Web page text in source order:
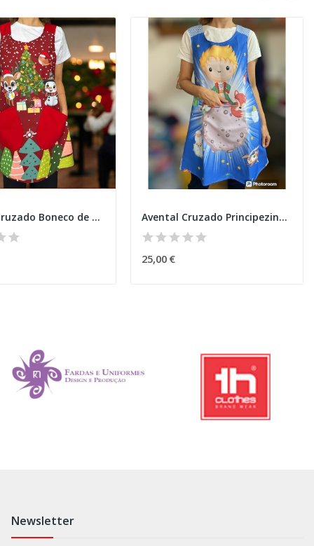
Avental Cruzado Boneco de Neve Natal Avental Cruzado Principezinho Azul
25,00 €
Newsletter